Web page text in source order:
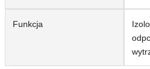
Funkcja